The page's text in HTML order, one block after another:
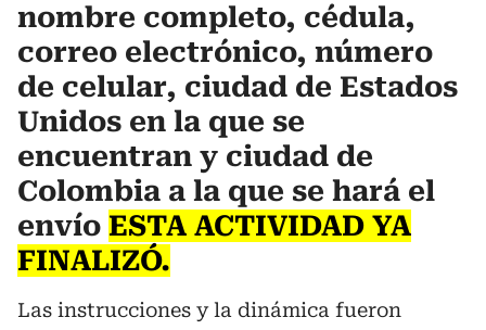
nombre completo, cédula,
correo electrónico, número
de celular, ciudad de Estados
Unidos en la que se
encuentran y ciudad de
Colombia a la que se hará el
envío ESTA ACTIVIDAD YA
FINALIZÓ.
Las instrucciones y la dinámica fueron